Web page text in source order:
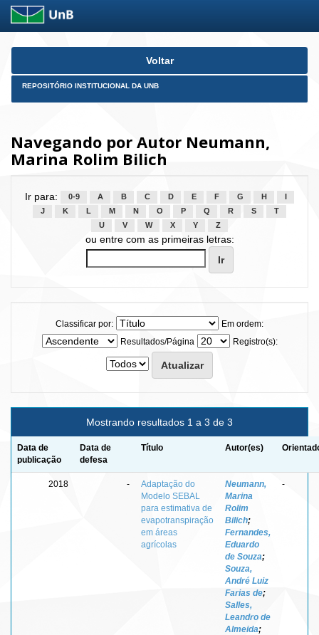
Skip
Voltar
REPOSITÓRIO INSTITUCIONAL DA UNB
Navegando por Autor Neumann,
Marina Rolim Bilich
Ir para: 0-9 A B C D E F G H
J
K L M N O P Q R S
T
U
V W X Y Z
ou entre com as primeiras letras:
Classificar por:
Em ordem:
Resultados/Página
Registro(s):
Mostrando resultados 1 a 3 de 3
Data de
publicação
Data de
defesa
Título Autor(es)
2018 -
Adaptação do
Modelo SEBAL
para estimativa de
evapotranspiração
em áreas
agrícolas
Neumann,
Marina
Rolim
Bilich;
Fernandes,
Eduardo
de Souza;
Souza,
André Luiz
Farias de;
Salles,
Leandro de
Almeida;
-